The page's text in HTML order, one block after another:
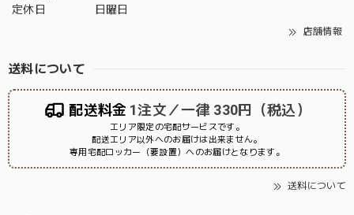
定休日
日曜日
店舗情報
送料について
配送料金 1注文／一律 330円（税込）
エリア限定の宅配サービスです。
配送エリア以外へのお届けは出来ません。
専用宅配ロッカー（要設置）へのお届けとなります。
送料について